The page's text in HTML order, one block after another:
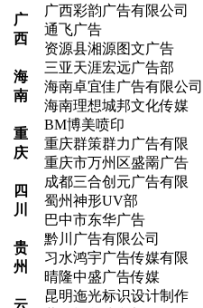
广
西
广西彩韵广告有限公司
通飞广告
资源县湘源图文广告
海
南
三亚天涯宏远广告部
海南卓宜佳广告有限公司
海南理想城邦文化传媒
重
庆
BM博美喷印
重庆群策群力广告有限
重庆市万州区盛罱广告
四
川
成都三合创元广告有限
蜀州神形UV部
巴中市东华广告
贵
州
黔川广告有限公司
习水鸿宇广告传媒有限
晴隆中盛广告传媒
云
昆明迤光标识设计制作